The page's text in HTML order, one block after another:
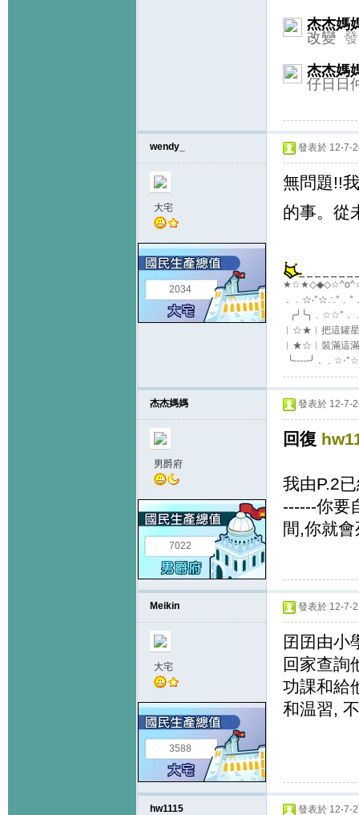
杰杰媽
改變
杰杰媽
仔日日
wendy_
大宅
2034
發表於 12-7-
無問題!!
的事。從
．﹒☆‧°☆∴°﹒°
╭╯╰╮﹒☆☆°．
︱☆★︱把這罐
︱★☆︱裝滿這
╰-----╯．
杰杰媽媽
男爵府
7022
發表於 12-7-
回復
我由P.2
------你要
間,你就
Meikin
大宅
3588
發表於 12-7-
囝囝由小
回家查詢
功課和給
和温習,
hw1115 發表於 12-7-